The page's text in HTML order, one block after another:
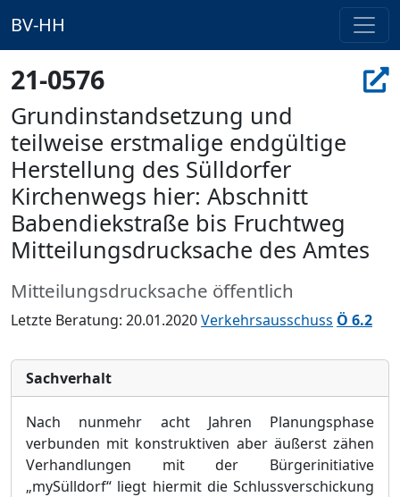
BV-HH
21-0576
Grundinstandsetzung und
teilweise erstmalige endgültige
Herstellung des Sülldorfer
Kirchenwegs hier: Abschnitt
Babendiekstraße bis Fruchtweg
Mitteilungsdrucksache des Amtes
Mitteilungsdrucksache öffentlich
Letzte Beratung: 20.01.2020Verkehrsausschuss Ö 6.2
Sachverhalt
Nach nunmehr achtJahren Planungsphase
verbunden mit konstruktiven aber äußerst zähen
Verhandlungen mit der Bürgerinitiative
„mySülldorf“ liegt hiermit die Schlussverschickung